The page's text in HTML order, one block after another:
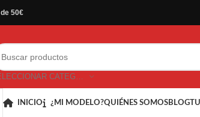
50€
INICIO ¿MI MODELO?QUIÉNES SOMOSBLOG